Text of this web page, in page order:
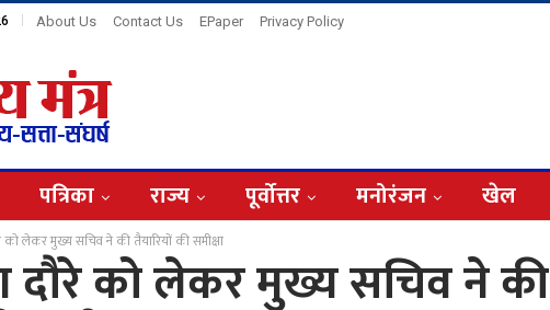
About Us Contact Us EPaper Privacy Policy
पत्रिका राज्य पूर्वोत्तर मनोरंजन खेल
को लेकर मुख्य सचिव ने की तैयारियों की समीक्षा
दौरे को लेकर मुख्य सचिव ने की